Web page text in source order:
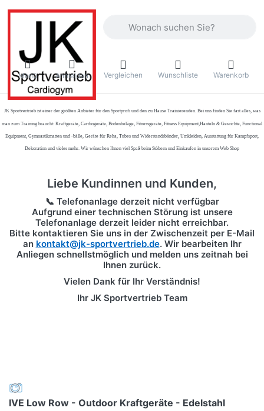
Menü Anmelden Vergleichen Wunschliste Warenkorb
JK Sportvertrieb ist einer der größten Anbieter für den Sportprofi und den zu Hause Trainierenden. Bei uns finden Sie fast alles, was
man zum Training braucht: Kraftgeräte, Cardiogeräte, Bodenbeläge, Fitnessgeräte, Fitness Equipment,Hanteln & Gewichte, Functional
Equipment, Gymnastikmatten und -bälle, Geräte für Reha, Tubes und Widerstandsbänder, Umkleiden, Ausstattung für Kampfsport,
Dekoration und vieles mehr. Wir wünschen Ihnen viel Spaß beim Stöbern und Einkaufen in unserem Web Shop
Liebe Kundinnen und Kunden,
📞 Telefonanlage derzeit nicht verfügbar
Aufgrund einer technischen Störung ist unsere
Telefonanlage derzeit leider nicht erreichbar.
Bitte kontaktieren Sie uns in der Zwischenzeit per E-Mail
an kontakt@jk-sportvertrieb.de. Wir bearbeiten Ihr
Anliegen schnellstmöglich und melden uns zeitnah bei
Ihnen zurück.
Vielen Dank für Ihr Verständnis!
Ihr JK Sportvertrieb Team
IVE Low Row - Outdoor Kraftgeräte - Edelstahl